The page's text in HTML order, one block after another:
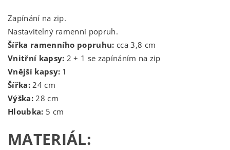
Zapínání na zip.
Nastavitelný ramenní popruh.
Šířka ramenního popruhu: cca 3,8 cm
Vnitřní kapsy: 2 + 1 se zapínáním na zip
Vnější kapsy: 1
Šířka:24 cm
Výška:28 cm
Hloubka: 5 cm
MATERIÁL: